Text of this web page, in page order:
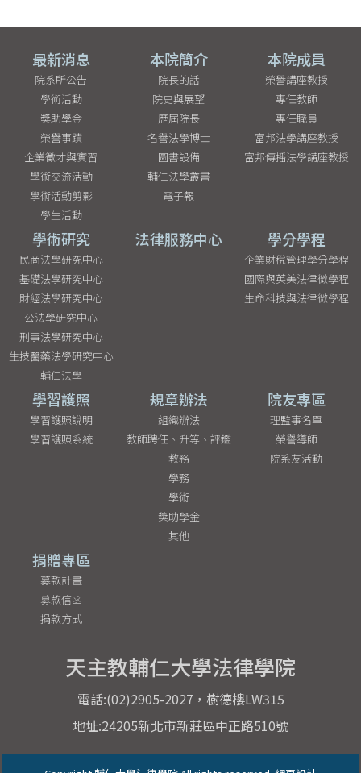
最新消息
院系所公告
學術活動
獎助學金
榮譽事蹟
企業徵才與實習
學術交流活動
學術活動剪影
學生活動
本院簡介
院長的話
院史與展望
歷屆院長
名譽法學博士
圖書設備
輔仁法學叢書
電子報
本院成員
榮譽講座教授
專任教師
專任職員
富邦法學講座教授
富邦傳播法學講座教授
學術研究
民商法學研究中心
基礎法學研究中心
財經法學研究中心
公法學研究中心
刑事法學研究中心
生技醫藥法學研究中心
輔仁法學
法律服務中心 學分學程
企業財稅管理學分學程
國際與英美法律微學程
生命科技與法律微學程
學習護照
學習護照說明
學習護照系統
規章辦法
組織辦法
教師聘任、升等、評鑑
教務
學務
學術
獎助學金
其他
院友專區
理監事名單
榮譽導師
院系友活動
捐贈專區
募款計畫
募款信函
捐款方式
天主教輔仁大學法律學院
電話:(02)2905-2027，樹德樓LW315
地址:24205新北市新莊區中正路510號